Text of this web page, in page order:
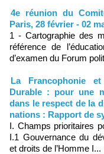
4e réunion du
Paris, 28 février - 02
1 - Cartographie des
référence de
d’examen du Forum
La Francophonie
Durable : pour une
dans le respect de la
nations : Rapport de
I. Champs prioritaires
I.1 Gouvernance du
et droits de l’Homme I...